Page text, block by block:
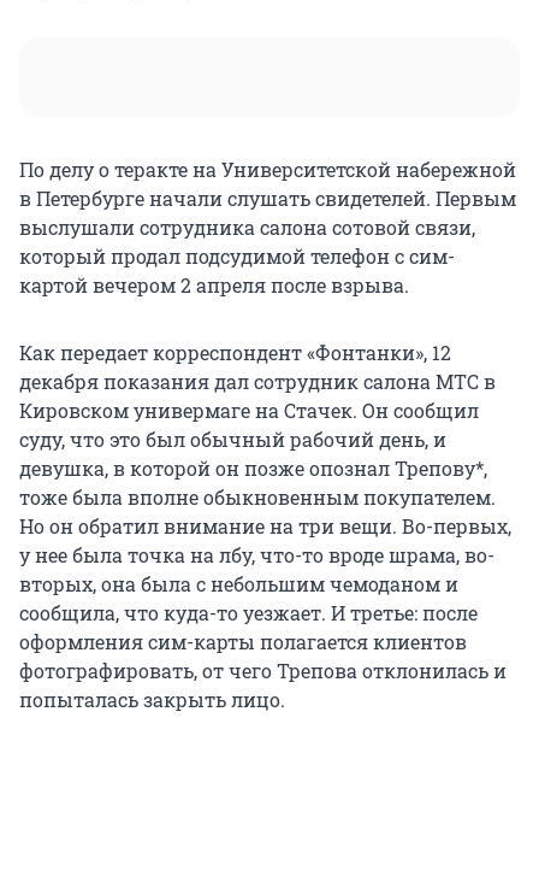
По делу о теракте на Университетской набережной
в Петербурге начали слушать свидетелей. Первым
выслушали сотрудника салона сотовой связи,
который продал подсудимой телефон с сим-
картой вечером 2 апреля после взрыва.
Как передает корреспондент «Фонтанки», 12
декабря показания дал сотрудник салона МТС в
Кировском универмаге на Стачек. Он сообщил
суду, что это был обычный рабочий день, и
девушка, в которой он позже опознал Трепову*,
тоже была вполне обыкновенным покупателем.
Но он обратил внимание на три вещи. Во-первых,
у нее была точка на лбу, что-то вроде шрама, во-
вторых, она была с небольшим чемоданом и
сообщила, что куда-то уезжает. И третье: после
оформления сим-карты полагается клиентов
фотографировать, от чего Трепова отклонилась и
попыталась закрыть лицо.